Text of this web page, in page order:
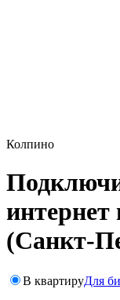
Колпино
интернет
(Санкт-
В квартируДля